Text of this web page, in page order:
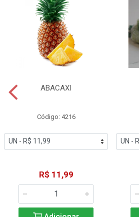
ABACAXI
Código: 4216
R$ 11,99